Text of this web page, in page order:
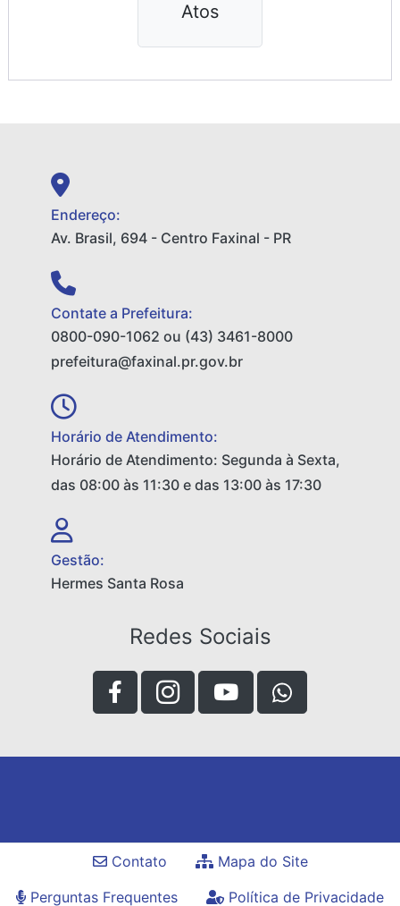
Atos
Endereço:
Av. Brasil, 694 - Centro Faxinal - PR
Contate a Prefeitura:
0800-090-1062 ou (43) 3461-8000
prefeitura@faxinal.pr.gov.br
Horário de Atendimento:
Horário de Atendimento: Segunda à Sexta,
das 08:00 às 11:30 e das 13:00 às 17:30
Gestão:
Hermes Santa Rosa
Redes Sociais
Contato
Mapa do Site
Perguntas Frequentes
Política de Privacidade